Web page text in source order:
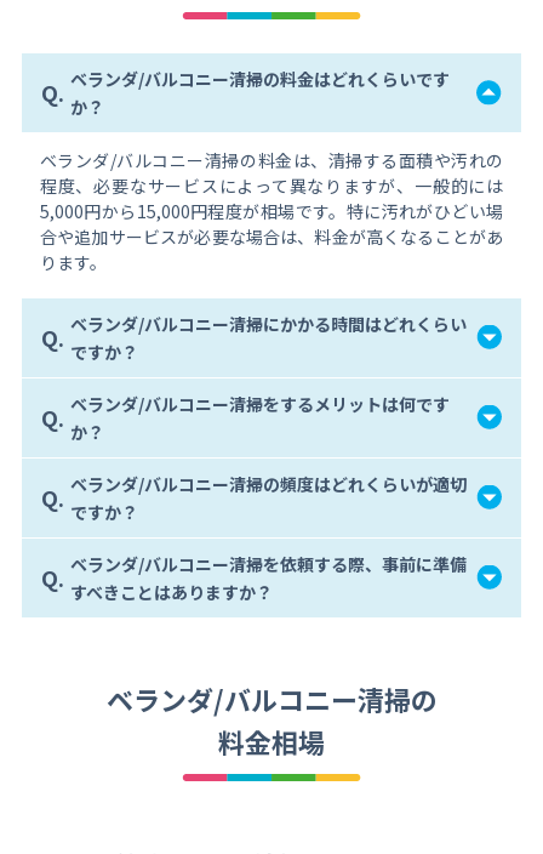
Q. ベランダ/バルコニー清掃の料金はどれくらいです
か？
ベランダ/バルコニー清掃の料金は、清掃する面積や汚れの
程度、必要なサービスによって異なりますが、一般的には
5,000円から15,000円程度が相場です。特に汚れがひどい場
合や追加サービスが必要な場合は、料金が高くなることがあ
ります。
Q. ベランダ/バルコニー清掃にかかる時間はどれくらい
ですか？
Q. ベランダ/バルコニー清掃をするメリットは何です
か？
Q. ベランダ/バルコニー清掃の頻度はどれくらいが適切
ですか？
Q. ベランダ/バルコニー清掃を依頼する際、事前に準備
すべきことはありますか？
ベランダ/バルコニー清掃の
料金相場